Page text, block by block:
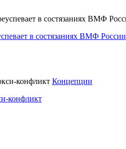
в состязаниях ВМФ России
Концепции
конфликт